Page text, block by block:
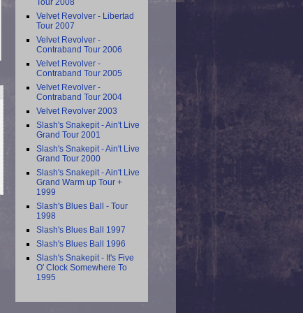
Tour 2008
Velvet Revolver - Libertad
Tour 2007
Velvet Revolver -
Contraband Tour 2006
Velvet Revolver -
Contraband Tour 2005
Velvet Revolver -
Contraband Tour 2004
Velvet Revolver 2003
Slash's Snakepit - Ain't Live
Grand Tour 2001
Slash's Snakepit - Ain't Live
Grand Tour 2000
Slash's Snakepit - Ain't Live
Grand Warm up Tour +
1999
Slash's Blues Ball - Tour
1998
Slash's Blues Ball 1997
Slash's Blues Ball 1996
Slash's Snakepit - It's Five
O' Clock Somewhere To
1995